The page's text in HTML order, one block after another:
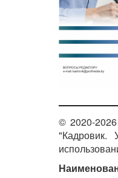
© 2020-2026